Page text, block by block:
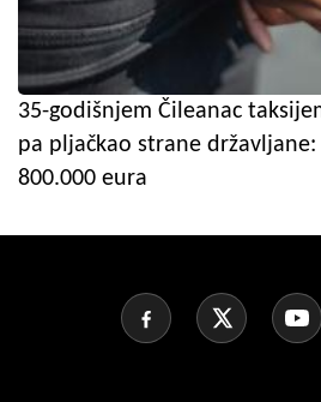
35-godišnjem Čileanac
pa pljačkao strane
800.000 eura